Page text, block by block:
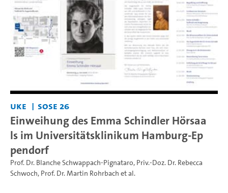
UKE SoSe 26
Einweihung des Emma Schindler Hörsaa
ls im Universitätsklinikum Hamburg-Ep
pendorf
Prof. Dr. Blanche Schwappach-Pignataro, Priv.-Doz. Dr. Rebecca
Schwoch, Prof. Dr. Martin Rohrbach et al.